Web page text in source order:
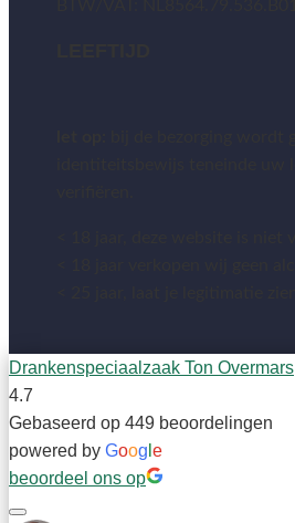
Drankenspeciaalzaak Ton Overmars
4.7
Gebaseerd op 449 beoordelingen
powered by Goog e
beoordeel ons op